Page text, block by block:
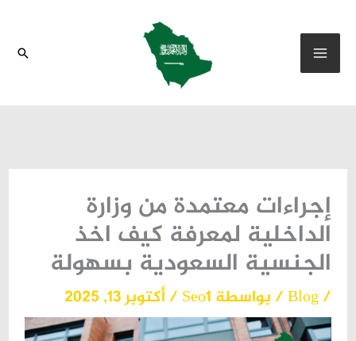
إلى
المحتوى
البحث
إجراءات معتمدة من وزارة
الداخلية لمعرفة كيف اخذ
الجنسية السعودية بسهولة
/
Blog/ بواسطة Seo1
/أكتوبر 13, 2025